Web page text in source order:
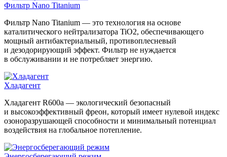
Фильтр Nano Titanium
Фильтр Nano Titanium — это технология на основе
каталитического нейтрализатора TiO2, обеспечивающего
мощный антибактериальный, противоплесневый
и дезодорирующий эффект. Фильтр не нуждается
в обслуживании и не потребляет энергию.
Хладагент
Хладагент R600a — экологический безопасный
и высокоэффективный фреон, который имеет нулевой индекс
озоноразрушающей способности и минимальный потенциал
воздействия на глобальное потепление.